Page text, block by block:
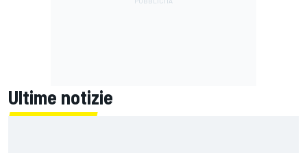
Ultime notizie